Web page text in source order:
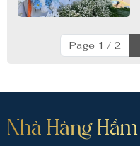
Page 1 / 2
Nhà Hàng